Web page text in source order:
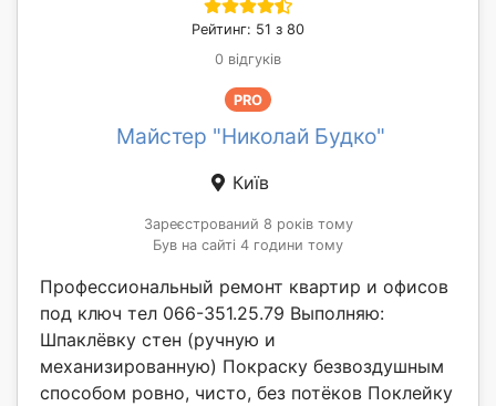
Рейтинг: 51 з 80
0 відгуків
PRO
Майстер "Николай Будко"
Київ
Зареєстрований 8 років тому
Був на сайті 4 години тому
Профессиональный ремонт квартир и офисов
под ключ тел 066-351.25.79 Выполняю:
Шпаклёвку стен (ручную и
механизированную) Покраску безвоздушным
способом ровно, чисто, без потёков Поклейку